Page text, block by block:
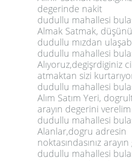
degerinde nakit
dudullu mahallesi
Almak Satmak,
dudullu mızdan
dudullu mahallesi
Alıyoruz,degişrdiginiz
atmaktan sizi
dudullu mahallesi
Alım Satım Yeri,
arayın degerini verelim
dudullu mahallesi
Alanlar,dogru adresin
noktasındasınız
dudullu mahallesi